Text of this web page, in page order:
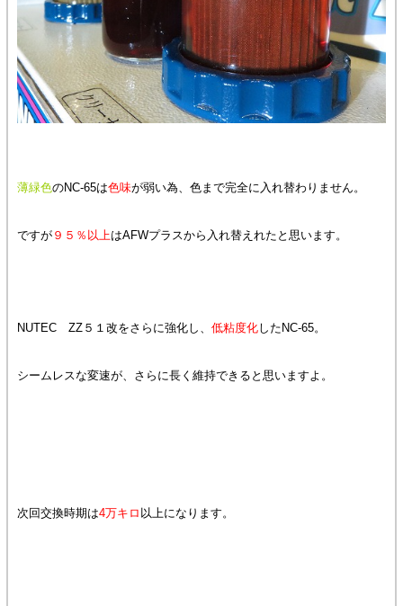
薄緑色のNC-65は色味が弱い為、色まで完全に入れ替わりません。
ですが９５％以上はAFWプラスから入れ替えれたと思います。
NUTEC ZZ５１改をさらに強化し、 低粘度化したNC-65。
シームレスな変速が、さらに長く維持できると思いますよ。
次回交換時期は4万キロ 以上になります。